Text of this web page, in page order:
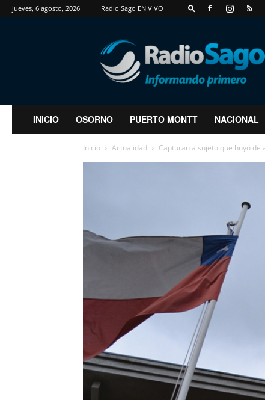
jueves, 6 agosto, 2026 Radio Sago EN VIVO
RadioSago
INICIO OSORNO PUERTO MONTT NACIONAL
Inicio Actualidad Capturan a sujeto que huyó